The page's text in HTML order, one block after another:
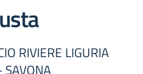
RIVIERE LIGURIA